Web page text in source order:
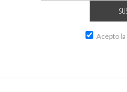
Acepto la